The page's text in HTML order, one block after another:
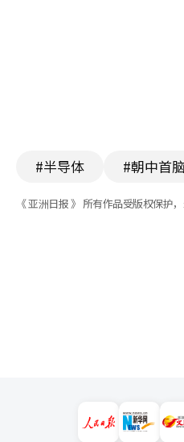
#半导体 #朝中首
《 亚洲日报 》 所有作品受版权保护